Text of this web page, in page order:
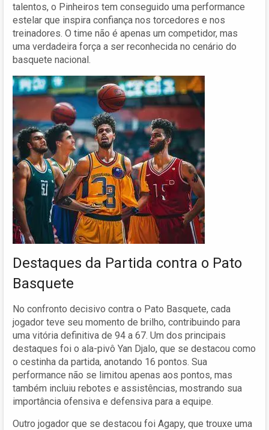
talentos, o Pinheiros tem conseguido uma performance
estelar que inspira confiança nos torcedores e nos
treinadores. O time não é apenas um competidor, mas
uma verdadeira força a ser reconhecida no cenário do
basquete nacional.
Destaques da Partida contra o Pato
Basquete
No confronto decisivo contra o Pato Basquete, cada
jogador teve seu momento de brilho, contribuindo para
uma vitória definitiva de 94 a 67. Um dos principais
destaques foi o ala-pivô Yan Djalo, que se destacou como
o cestinha da partida, anotando 16 pontos. Sua
performance não se limitou apenas aos pontos, mas
também incluiu rebotes e assistências, mostrando sua
importância ofensiva e defensiva para a equipe.
Outro jogador que se destacou foi Agapy, que trouxe uma